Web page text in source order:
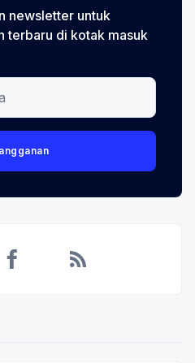
newsletter untuk
terbaru di kotak masuk